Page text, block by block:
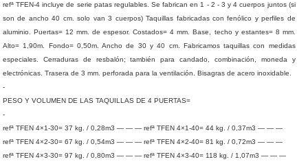
refª TFEN-4 incluye de serie patas regulables. Se fabrican en 1 - 2 - 3 y 4 cuerpos juntos (si
son de ancho 40 cm. solo van 3 cuerpos) Taquillas fabricadas con fenólico y perfiles de
aluminio. Puertas= 12 mm. de espesor. Costados= 4 mm. Base, techo y estantes= 8 mm.
Alto= 1,90m. Fondo= 0,50m. Ancho de 30 y 40 cm. Fabricamos taquillas con medidas
especiales. Cerraduras de resbalón; también para candado, combinación, moneda y
electrónicas. Trasera de 3 mm. perforada para la ventilación. Bisagras de acero inoxidable.
-
PESO Y VOLUMEN DE LAS TAQUILLAS DE 4 PUERTAS=
-
refª TFEN 4×1-30= 37 kg. / 0,28m3 — — — refª TFEN 4×1-40= 44 kg. / 0,37m3 — — —
refª TFEN 4×2-30= 67 kg. / 0,54m3 — — — refª TFEN 4×2-40= 81 kg. / 0,72m3 — — —
refª TFEN 4×3-30= 97 kg. / 0,80m3 — — — refª TFEN 4×3-40= 118 kg. / 1,07m3 — — —